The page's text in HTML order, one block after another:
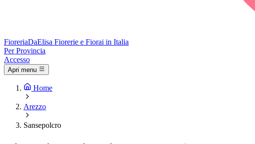
FioreriaDaElisa Fiorerie e Fiorai in Italia
Per Provincia
Accesso
Apri menu
Home
Arezzo
Sansepolcro